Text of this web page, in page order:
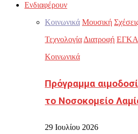
Ενδιαφέρουν
Κοινωνικά Μουσική
Τεχνολογία Διατροφή
Κοινωνικά
Πρόγραμμα
το Νοσοκομείο
29 Ιουλίου 2026